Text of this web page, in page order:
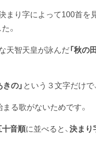
まり字によって100首を
。
天智天皇が詠んだ「秋
きの」 という３文字だけで
まる歌がないためです。
十音順に並べると、 決まり